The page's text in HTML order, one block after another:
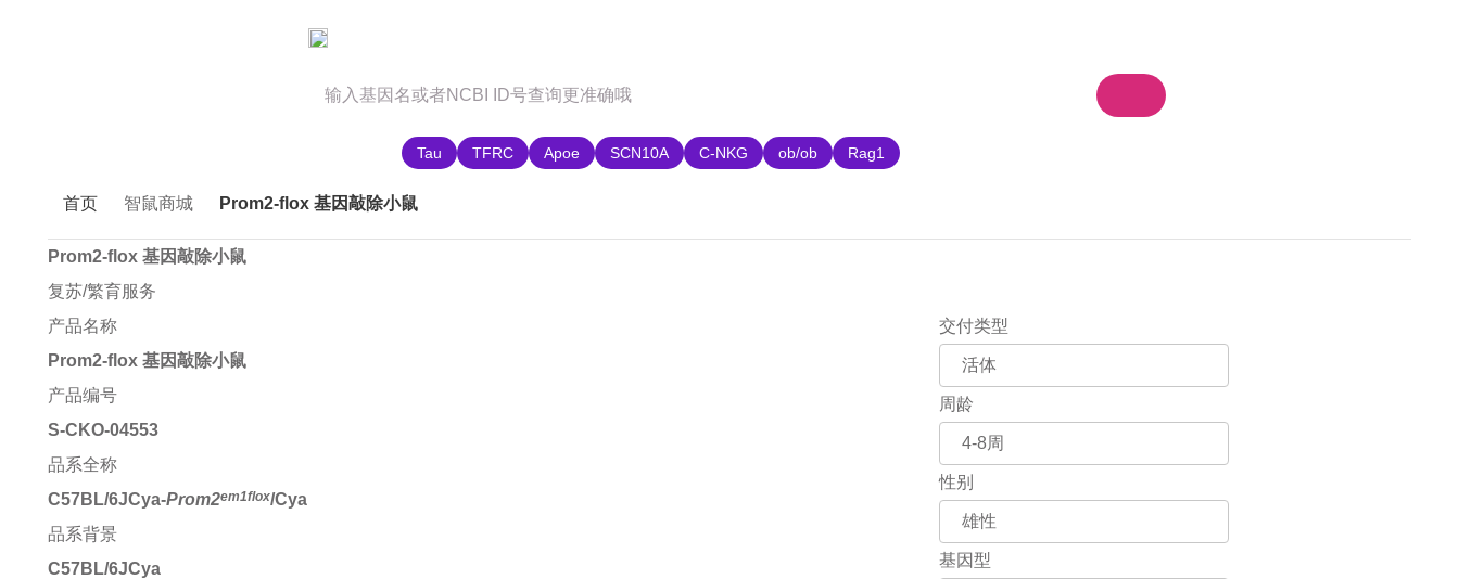
Tau TFRC Apoe SCN10A C-NKG ob/ob Rag1
首页 智鼠商城 Prom2-flox 基因敲除小鼠
Prom2-flox 基因敲除小鼠
复苏/繁育服务
产品名称
Prom2-flox 基因敲除小鼠
产品编号
S-CKO-04553
品系全称
C57BL/6JCya-Prom2em1flox/Cya
品系背景
C57BL/6JCya
交付类型
周龄
性别
基因型